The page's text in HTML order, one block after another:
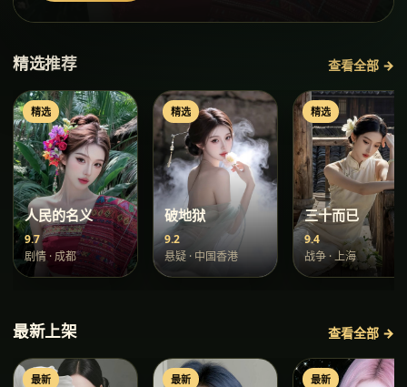
精选推荐 查看全部 →
精选
人民的名义
9.7
剧情 ·成都
精选
破地狱
9.2
悬疑 · 中国香港
精选
三十而已
9.4
战争 ·上海
最新上架 查看全部 →
最新 最新 最新